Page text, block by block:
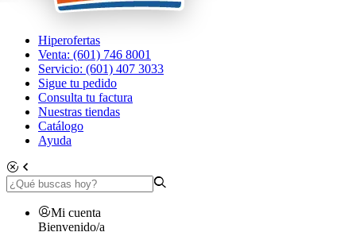
Hiperofertas
Venta: (601) 746 8001
Servicio: (601) 407 3033
Sigue tu pedido
Consulta tu factura
Nuestras tiendas
Catálogo
Ayuda
Mi cuenta
Bienvenido/a